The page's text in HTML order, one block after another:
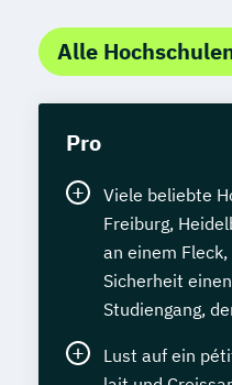
Alle
Pro
Viele beliebte
Freiburg,
an einem
Sicherheit
Studiengang,
Lust auf ein